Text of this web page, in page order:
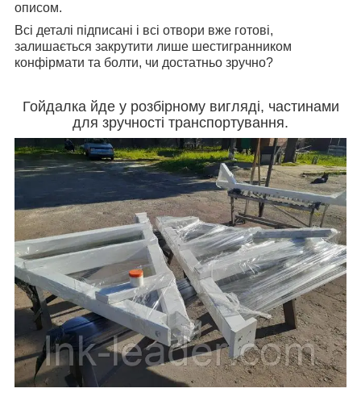
описом.
Всі деталі підписані і всі отвори вже готові,
залишається закрутити лише шестигранником
конфірмати та болти, чи достатньо зручно?
Гойдалка йде у розбірному вигляді, частинами
для зручності транспортування.